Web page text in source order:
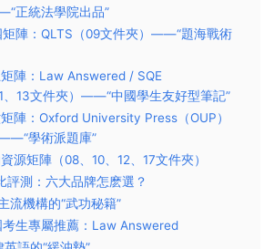
正統法學院出品”
矩陣：QLTS（09文件夾）——“題海戰術
陣：Law Answered / SQE
、13文件夾）——“中國學生友好型筆記”
陣：Oxford University Press（OUP）
——“學術派題庫”
源矩陣（08、10、12、17文件夾）
評測：六大品牌怎麽選？
流機構的“武功秘籍”
生專屬推薦：Law Answered